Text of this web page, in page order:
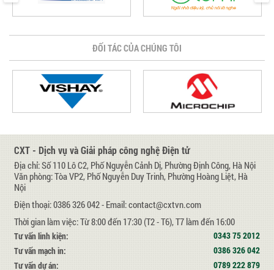
ĐỐI TÁC CỦA CHÚNG TÔI
CXT - Dịch vụ và Giải pháp công nghệ Điện tử
Địa chỉ: Số 110 Lô C2, Phố Nguyễn Cảnh Dị, Phường Định Công, Hà Nội
Văn phòng: Tòa VP2, Phố Nguyễn Duy Trinh, Phường Hoàng Liệt, Hà
Nội
Điện thoại: 0386 326 042 - Email: contact@cxtvn.com
Thời gian làm việc: Từ 8:00 đến 17:30 (T2 - T6), T7 làm đến 16:00
Tư vấn linh kiện:
0343 75 2012
Tư vấn mạch in:
0386 326 042
Tư vấn dự án:
0789 222 879